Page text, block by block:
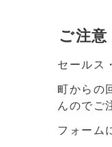
ご注意
セールス
町からの
んのでご
フォーム